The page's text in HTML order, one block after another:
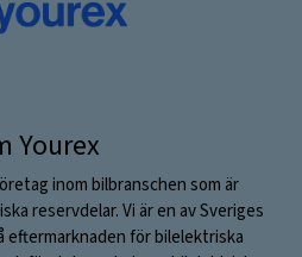
Yourex
inom bilbranschen som är
reservdelar. Vi är en av Sveriges
eftermarknaden för bilelektriska